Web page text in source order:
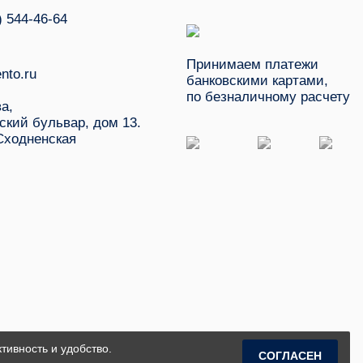
544-46-64
бульвар, дом 13.
Принимаем платежи
банковскими картами,
по безналичному расчету
и удобство.
СОГЛАСЕН